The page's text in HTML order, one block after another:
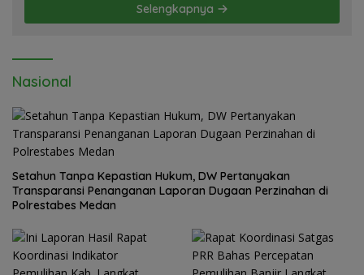
Selengkapnya
Nasional
Setahun Tanpa Kepastian Hukum, DW Pertanyakan
Transparansi Penanganan Laporan Dugaan Perzinahan di
Polrestabes Medan